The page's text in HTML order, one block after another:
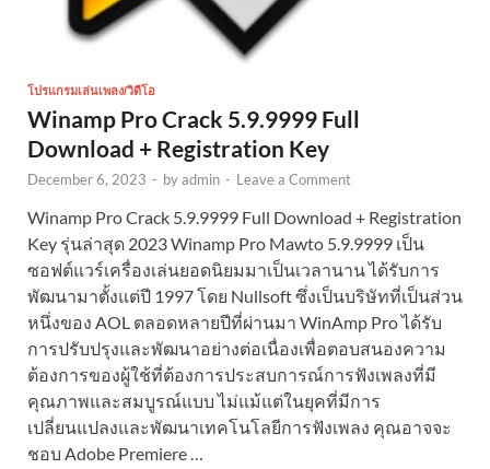
โปรแกรมเล่นเพลง/วิดีโอ
Winamp Pro Crack 5.9.9999 Full
Download + Registration Key
December 6, 2023 - byadmin - Leave a Comment
Winamp Pro Crack 5.9.9999 Full Download + Registration
Key รุ่นล่าสุด 2023 Winamp Pro Mawto 5.9.9999 เป็น
ซอฟต์แวร์เครื่องเล่นยอดนิยมมาเป็นเวลานาน ได้รับการ
พัฒนามาตั้งแต่ปี 1997 โดย Nullsoft ซึ่งเป็นบริษัทที่เป็นส่วน
หนึ่งของ AOL ตลอดหลายปีที่ผ่านมา WinAmp Pro ได้รับ
การปรับปรุงและพัฒนาอย่างต่อเนื่องเพื่อตอบสนองความ
ต้องการของผู้ใช้ที่ต้องการประสบการณ์การฟังเพลงที่มี
คุณภาพและสมบูรณ์แบบ ไม่แม้แต่ในยุคที่มีการ
เปลี่ยนแปลงและพัฒนาเทคโนโลยีการฟังเพลง คุณอาจจะ
ชอบ Adobe Premiere …